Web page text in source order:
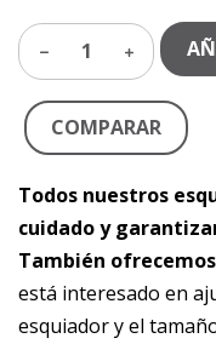
1
COMPARAR
Todos nuestros
cuidado y
También
está interesado en
esquiador y el